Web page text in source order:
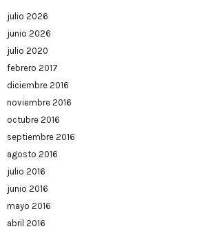
julio 2026
junio 2026
julio 2020
febrero 2017
diciembre 2016
noviembre 2016
octubre 2016
septiembre 2016
agosto 2016
julio 2016
junio 2016
mayo 2016
abril 2016